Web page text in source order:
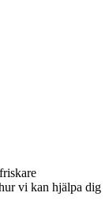
vi kan hjälpa dig